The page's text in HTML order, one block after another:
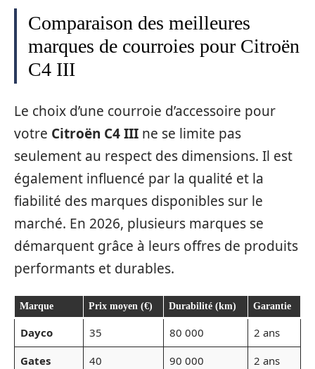
Comparaison des meilleures
marques de courroies pour Citroën
C4 III
Le choix d’une courroie d’accessoire pour
votre Citroën C4 III ne se limite pas
seulement au respect des dimensions. Il est
également influencé par la qualité et la
fiabilité des marques disponibles sur le
marché. En 2026, plusieurs marques se
démarquent grâce à leurs offres de produits
performants et durables.
Marque Prix moyen (€) Durabilité (km) Garantie
Dayco 35 80 000
2 ans
Gates
40 90 000
2 ans